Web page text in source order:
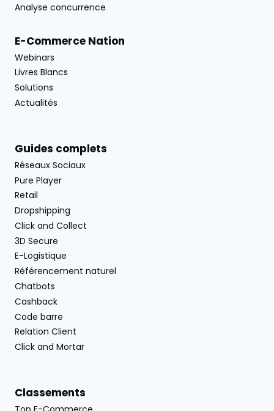
Analyse concurrence
E-Commerce Nation
Webinars
Livres Blancs
Solutions
Actualités
Guides complets
Réseaux Sociaux
Pure Player
Retail
Dropshipping
Click and Collect
3D Secure
E-Logistique
Référencement naturel
Chatbots
Cashback
Code barre
Relation Client
Click and Mortar
Classements